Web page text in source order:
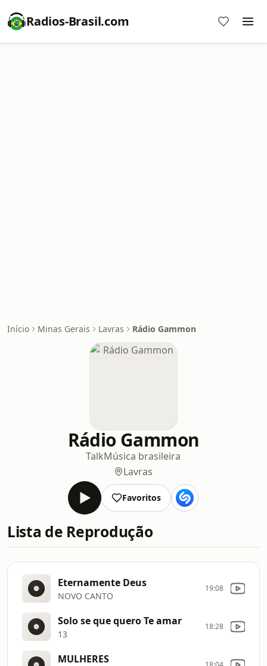
Radios-Brasil.com
Início Minas Gerais Lavras Rádio Gammon
Rádio Gammon
TalkMúsica brasileira
Lavras
Favoritos
Lista de Reprodução
Eternamente Deus
NOVO CANTO
19:08
Solo se que quero Te amar
13
18:28
MULHERES